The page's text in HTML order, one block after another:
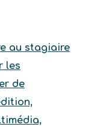
au stagiaire
les
de